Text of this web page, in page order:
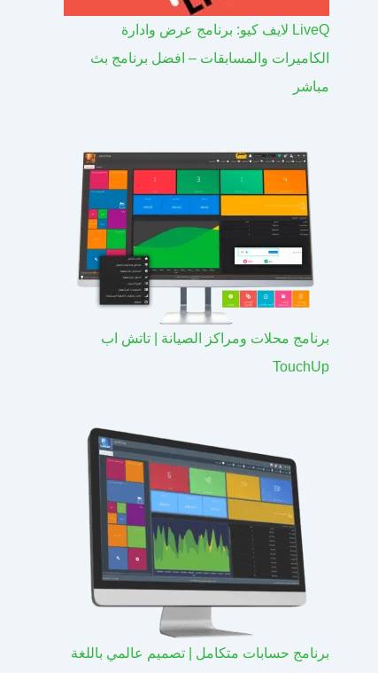
LiveQ لايف كيو: برنامج عرض وادارة
الكاميرات والمسابقات – افضل برنامج بث
مباشر
برنامج محلات ومراكز الصيانة | تاتش اب
TouchUp
برنامج حسابات متكامل | تصميم عالمي باللغة